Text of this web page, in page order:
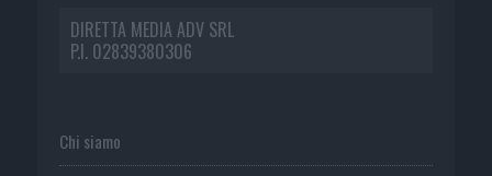
DIRETTA MEDIA ADV SRL
P.I. 02839380306
Chi siamo